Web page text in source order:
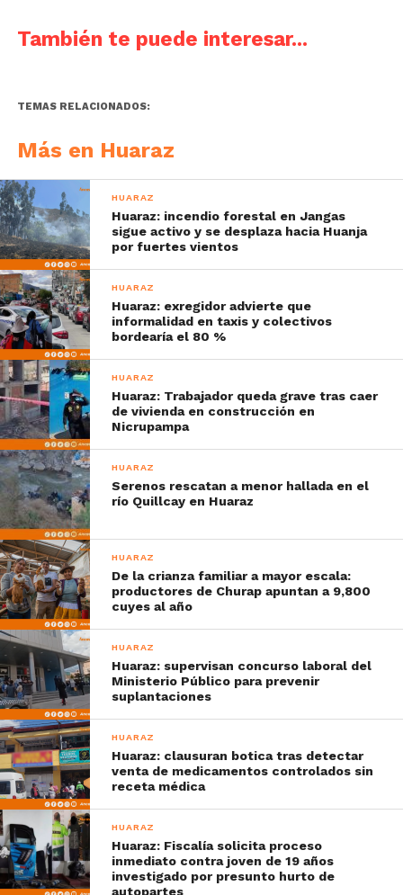
También te puede interesar...
TEMAS RELACIONADOS:
Más en Huaraz
HUARAZ
Huaraz: incendio forestal en Jangas
sigue activo y se desplaza hacia Huanja
por fuertes vientos
HUARAZ
Huaraz: exregidor advierte que
informalidad en taxis y colectivos
bordearía el 80 %
HUARAZ
Huaraz: Trabajador queda grave tras caer
de vivienda en construcción en
Nicrupampa
HUARAZ
Serenos rescatan a menor hallada en el
río Quillcay en Huaraz
HUARAZ
De la crianza familiar a mayor escala:
productores de Churap apuntan a 9,800
cuyes al año
HUARAZ
Huaraz: supervisan concurso laboral del
Ministerio Público para prevenir
suplantaciones
HUARAZ
Huaraz: clausuran botica tras detectar
venta de medicamentos controlados sin
receta médica
HUARAZ
Huaraz: Fiscalía solicita proceso
inmediato contra joven de 19 años
investigado por presunto hurto de
autopartes